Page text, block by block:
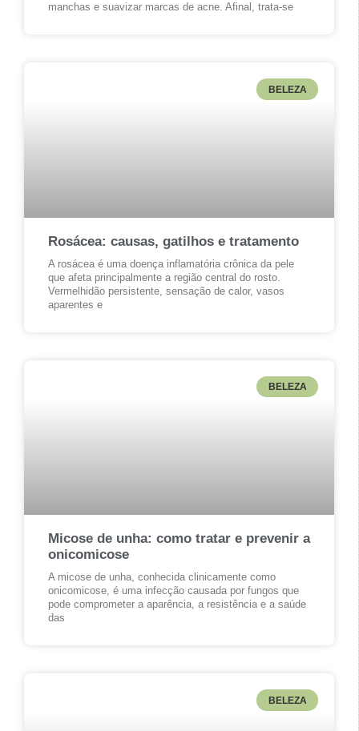
manchas e suavizar marcas de acne. Afinal, trata-se
BELEZA
Rosácea: causas, gatilhos e tratamento
A rosácea é uma doença inflamatória crônica da pele
que afeta principalmente a região central do rosto.
Vermelhidão persistente, sensação de calor, vasos
aparentes e
BELEZA
Micose de unha: como tratar e prevenir a
onicomicose
A micose de unha, conhecida clinicamente como
onicomicose, é uma infecção causada por fungos que
pode comprometer a aparência, a resistência e a saúde
das
BELEZA